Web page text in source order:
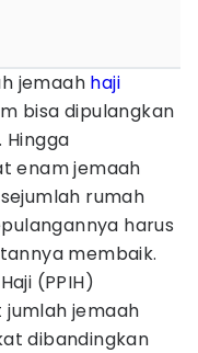
jemaah haji
bisa dipulangkan
enam jemaah
rumah
harus
membaik.
(PPIH)
jemaah
dibandingkan